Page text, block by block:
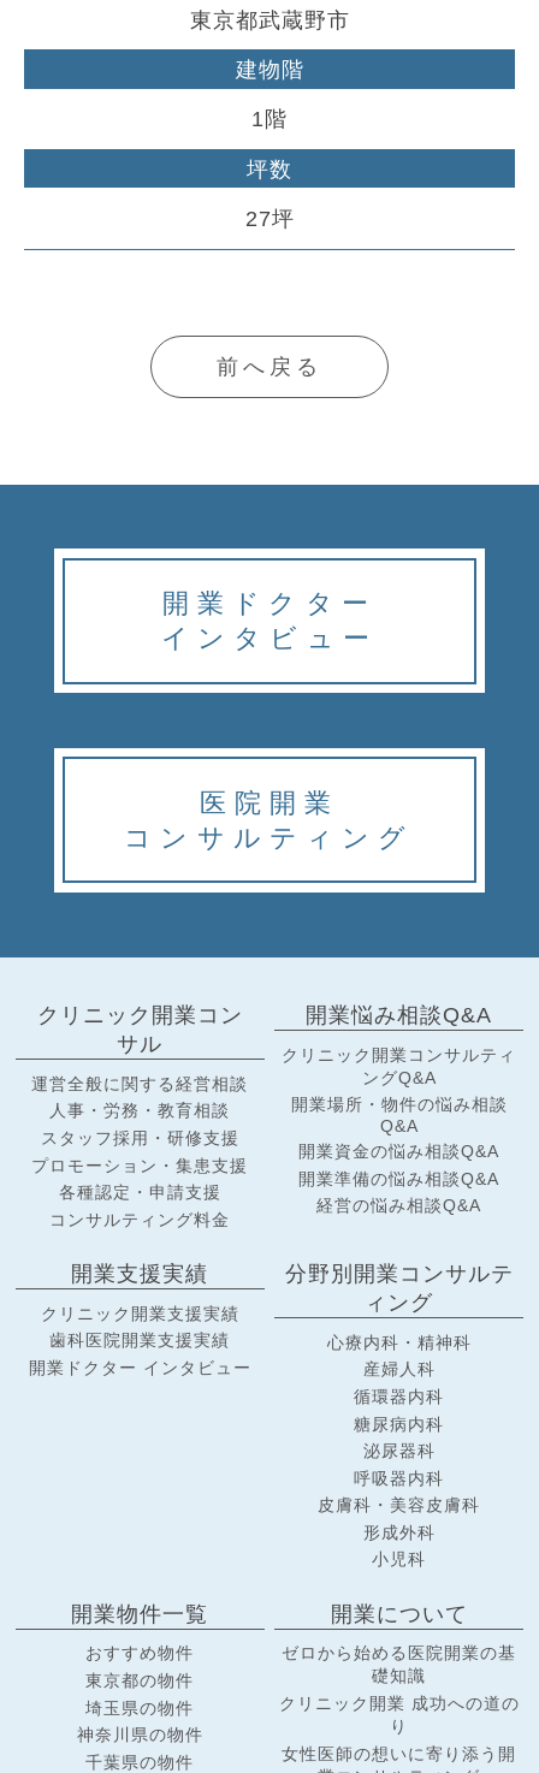
東京都武蔵野市
建物階
1階
坪数
27坪
前へ戻る
開業ドクター
インタビュー
医院開業
コンサルティング
クリニック開業コン
サル
運営全般に関する経営相談
人事・労務・教育相談
スタッフ採用・研修支援
プロモーション・集患支援
各種認定・申請支援
コンサルティング料金
開業悩み相談Q&A
クリニック開業コンサルティ
ングQ&A
開業場所・物件の悩み相談
Q&A
開業資金の悩み相談Q&A
開業準備の悩み相談Q&A
経営の悩み相談Q&A
開業支援実績
クリニック開業支援実績
歯科医院開業支援実績
開業ドクター インタビュー
分野別開業コンサルテ
ィング
心療内科・精神科
産婦人科
循環器内科
糖尿病内科
泌尿器科
呼吸器内科
皮膚科・美容皮膚科
形成外科
小児科
開業物件一覧
おすすめ物件
東京都の物件
埼玉県の物件
神奈川県の物件
千葉県の物件
開業について
ゼロから始める医院開業の基
礎知識
クリニック開業 成功への道の
り
女性医師の想いに寄り添う開